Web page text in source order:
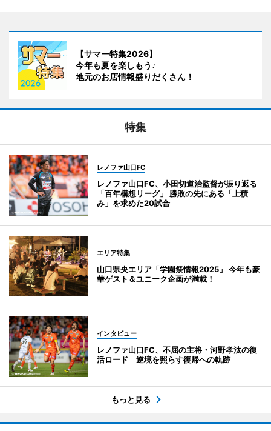
【サマー特集2026】
今年も夏を楽しもう♪
地元のお店情報盛りだくさん！
特集
レノファ山口FC
レノファ山口FC、小田切道治監督が振り返る
「百年構想リーグ」 勝敗の先にある「上積
み」を求めた20試合
エリア特集
山口県央エリア「学園祭情報2025」 今年も豪
華ゲスト＆ユニーク企画が満載！
インタビュー
レノファ山口FC、不屈の主将・河野孝汰の復
活ロード 逆境を照らす復帰への軌跡
もっと見る